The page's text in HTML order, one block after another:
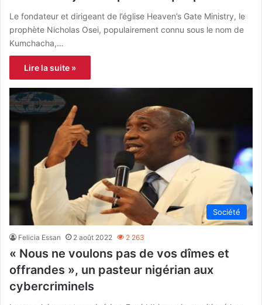
Le fondateur et dirigeant de l’église Heaven’s Gate Ministry, le
prophète Nicholas Osei, populairement connu sous le nom de
Kumchacha,…
Lire la suite »
Société
Felicia Essan 2 août 2022 2 263
« Nous ne voulons pas de vos dîmes et
offrandes », un pasteur nigérian aux
cybercriminels